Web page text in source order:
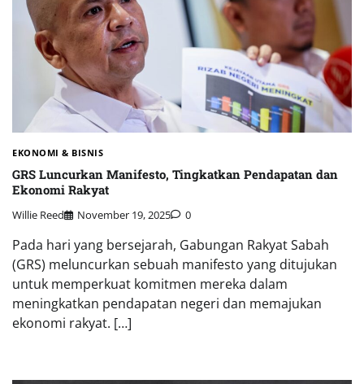
EKONOMI & BISNIS
GRS Luncurkan Manifesto, Tingkatkan Pendapatan dan
Ekonomi Rakyat
Willie Reed November 19, 2025 0
Pada hari yang bersejarah, Gabungan Rakyat Sabah
(GRS) meluncurkan sebuah manifesto yang ditujukan
untuk memperkuat komitmen mereka dalam
meningkatkan pendapatan negeri dan memajukan
ekonomi rakyat. […]